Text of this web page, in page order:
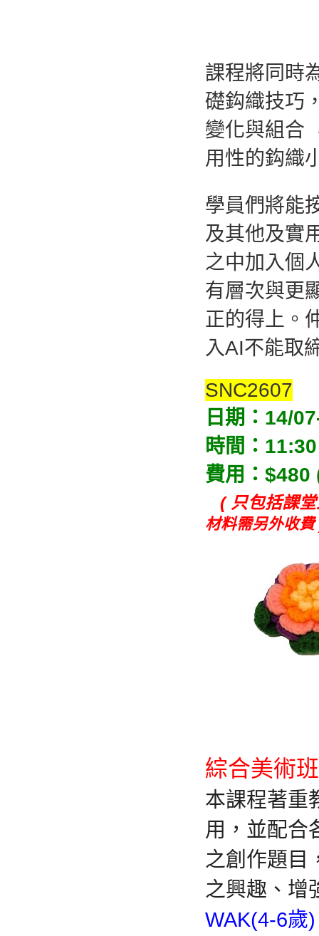
課程將同時
礎鈎織技巧
變化與組合
用性的鈎織
學員們將能
及其他及實
之中加入個
有層次與更
正的得上。
入AI不能取
SNC2607
日期：14/
時間：
費用：$480
( 只包括課堂
材料需另外收費
綜合美術班
本課程著重
用，並配合
之創作題目
之興趣、增